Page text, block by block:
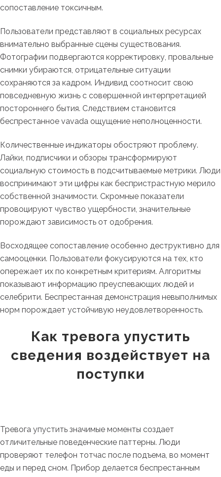
сопоставление токсичным.
Пользователи представляют в социальных ресурсах
внимательно выбранные сцены существования.
Фотографии подвергаются корректировку, провальные
снимки убираются, отрицательные ситуации
сохраняются за кадром. Индивид соотносит свою
повседневную жизнь с совершенной интерпретацией
постороннего бытия. Следствием становится
беспрестанное vavada ощущение неполноценности.
Количественные индикаторы обостряют проблему.
Лайки, подписчики и обзоры трансформируют
социальную стоимость в подсчитываемые метрики. Люди
воспринимают эти цифры как беспристрастную мерило
собственной значимости. Скромные показатели
провоцируют чувство ущербности, значительные
порождают зависимость от одобрения.
Восходящее сопоставление особенно деструктивно для
самооценки. Пользователи фокусируются на тех, кто
опережает их по конкретным критериям. Алгоритмы
показывают информацию преуспевающих людей и
селебрити. Беспрестанная демонстрация невыполнимых
норм порождает устойчивую неудовлетворенность.
Как тревога упустить
сведения воздействует на
поступки
Тревога упустить значимые моменты создает
отличительные поведенческие паттерны. Люди
проверяют телефон тотчас после подъема, во момент
еды и перед сном. Прибор делается беспрестанным